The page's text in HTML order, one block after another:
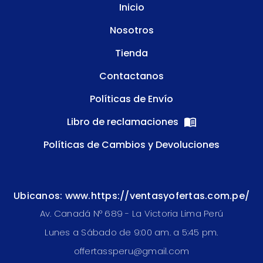
Inicio
Nosotros
Tienda
Contactanos
Políticas de Envío
Libro de reclamaciones
Políticas de Cambios y Devoluciones
Ubicanos: www.https://ventasyofertas.com.pe/
Av. Canadá N° 689 - La Victoria Lima Perú
Lunes a Sábado de 9:00 am. a 5:45 pm.
offertassperu@gmail.com